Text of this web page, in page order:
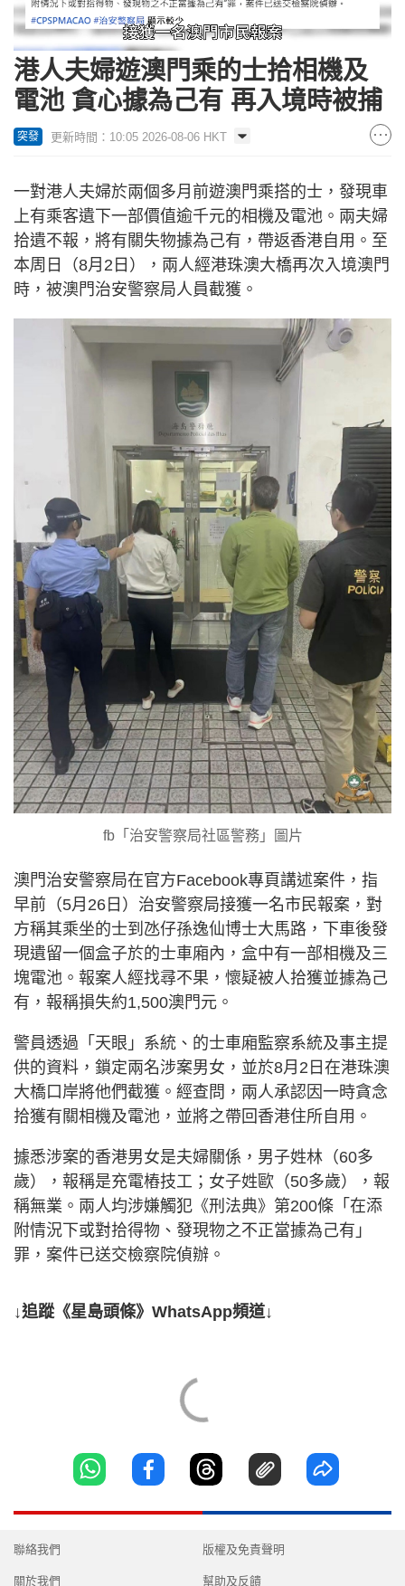
Loaded:
54.77%
港人夫婦遊澳門乘的士拾相機及
電池 貪心據為己有 再入境時被捕
突發 更新時間：10:05 2026-08-06 HKT
一對港人夫婦於兩個多月前遊澳門乘搭的士，發現車
上有乘客遺下一部價值逾千元的相機及電池。兩夫婦
拾遺不報，將有關失物據為己有，帶返香港自用。至
本周日（8月2日），兩人經港珠澳大橋再次入境澳門
時，被澳門治安警察局人員截獲。
fb「治安警察局社區警務」圖片
澳門治安警察局在官方Facebook專頁講述案件，指
早前（5月26日）治安警察局接獲一名市民報案，對
方稱其乘坐的士到氹仔孫逸仙博士大馬路，下車後發
現遺留一個盒子於的士車廂內，盒中有一部相機及三
塊電池。報案人經找尋不果，懷疑被人拾獲並據為己
有，報稱損失約1,500澳門元。
警員透過「天眼」系統、的士車廂監察系統及事主提
供的資料，鎖定兩名涉案男女，並於8月2日在港珠澳
大橋口岸將他們截獲。經查問，兩人承認因一時貪念
拾獲有關相機及電池，並將之帶回香港住所自用。
據悉涉案的香港男女是夫婦關係，男子姓林（60多
歲），報稱是充電樁技工；女子姓歐（50多歲），報
稱無業。兩人均涉嫌觸犯《刑法典》第200條「在添
附情況下或對拾得物、發現物之不正當據為己有」
罪，案件已送交檢察院偵辦。
↓追蹤《星島頭條》WhatsApp頻道↓
聯絡我們
關於我們
版權及免責聲明
幫助及反饋